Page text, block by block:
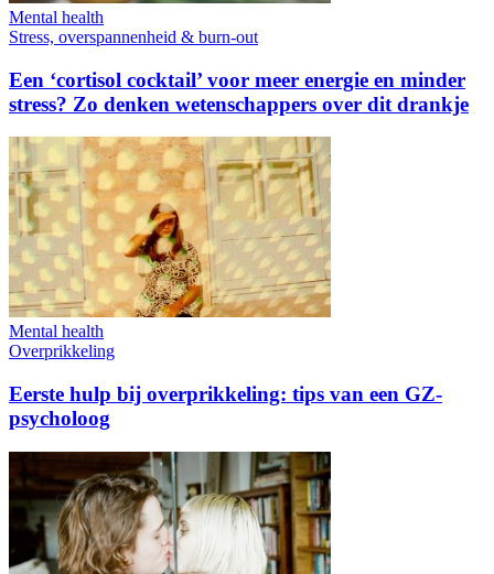
Mental health
Stress, overspannenheid & burn-out
Een ‘cortisol cocktail’ voor meer energie en minder
stress? Zo denken wetenschappers over dit drankje
Mental health
Overprikkeling
Eerste hulp bij overprikkeling: tips van een GZ-
psycholoog